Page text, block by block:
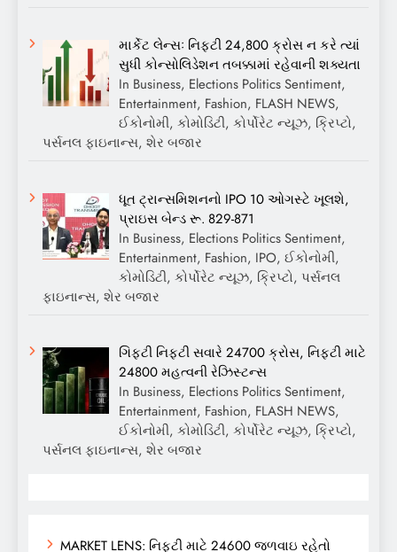
માર્કેટ લેન્સઃ નિફ્ટી 24,800 ક્રોસ ન કરે ત્યાં
સુધી કોન્સોલિડેશન તબક્કામાં રહેવાની શક્યતા
In Business, Elections Politics Sentiment,
Entertainment, Fashion, FLASH NEWS,
ઈકોનોમી, કોમોડિટી, કોર્પોરેટ ન્યૂઝ, ક્રિપ્ટો,
પર્સનલ ફાઇનાન્સ, શેર બજાર
ધૂત ટ્રાન્સમિશનનો IPO 10 ઓગસ્ટે ખૂલશે,
પ્રાઇસ બેન્ડ રૂ. 829-871
In Business, Elections Politics Sentiment,
Entertainment, Fashion, IPO, ઈકોનોમી,
કોમોડિટી, કોર્પોરેટ ન્યૂઝ, ક્રિપ્ટો, પર્સનલ
ફાઇનાન્સ, શેર બજાર
ગિફ્ટી નિફ્ટી સવારે 24700 ક્રોસ, નિફ્ટી માટે
24800 મહત્વની રેઝિસ્ટન્સ
In Business, Elections Politics Sentiment,
Entertainment, Fashion, FLASH NEWS,
ઈકોનોમી, કોમોડિટી, કોર્પોરેટ ન્યૂઝ, ક્રિપ્ટો,
પર્સનલ ફાઇનાન્સ, શેર બજાર
MARKET LENS: નિફ્ટી માટે 24600 જળવાઇ રહેતો